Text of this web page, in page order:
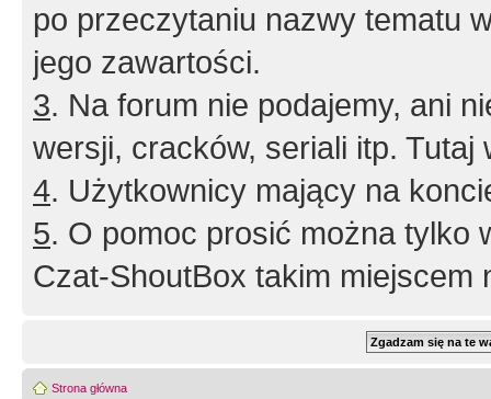
po przeczytaniu nazwy tematu
jego zawartości.
3. Na forum nie podajemy, ani
wersji, cracków, seriali itp. Tutaj
4. Użytkownicy mający na
5. O pomoc prosić można tylko
Czat-ShoutBox takim miejscem
Strona główna